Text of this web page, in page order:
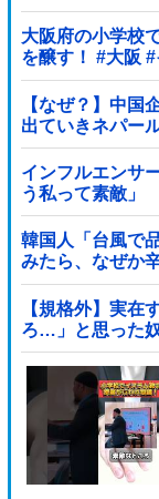
大阪府の小学校
を
【なぜ？】中国
出ていきネパー
インフルエンサ
う私って素敵」
韓国人「台風で
みたら、なぜか
す…」
【規格外】実在
ろ…」と思った